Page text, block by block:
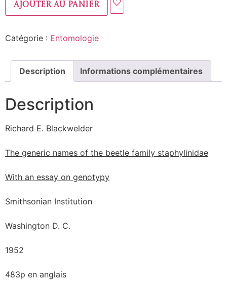
Ajouter au panier
Catégorie : Entomologie
Description Informations complémentaires
Description
Richard E. Blackwelder
The generic names of the beetle family staphylinidae
With an essay on genotypy
Smithsonian Institution
Washington D. C.
1952
483p en anglais